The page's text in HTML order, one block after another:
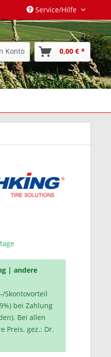
Service/Hilfe
Konto 0,00 € *
| andere
Skontovorteil
bei Zahlung
Bei allen
Preis. gez.: Dr.